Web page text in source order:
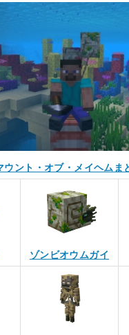
ウント・オブ・メイヘムま
ゾンビオウムガイ